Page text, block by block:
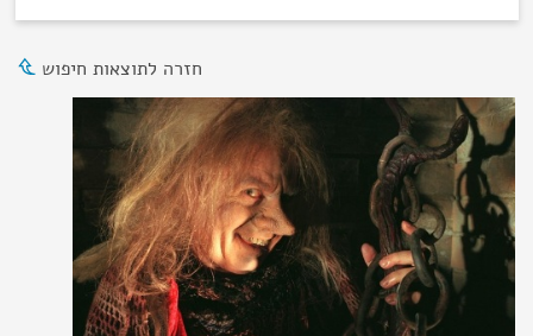
חזרה לתוצאות חיפוש